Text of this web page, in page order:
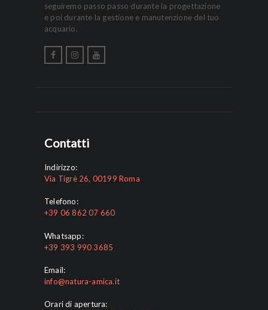
seguiremo passo passo durante la progettazione
e poi durante la gestione e manutenzione del tuo
acquario.
Contatti
Indirizzo:
Via Tigrè 26, 00199 Roma
Telefono:
+39 06 862 07 660
Whatsapp:
+39 393 990 3685
Email:
info@natura-amica.it
Orari di apertura: